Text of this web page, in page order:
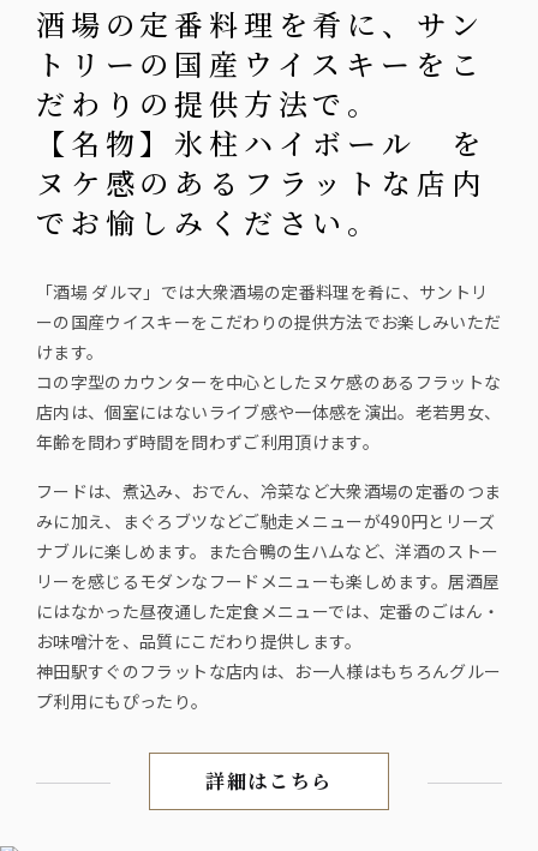
酒場の定番料理を肴に、サン
トリーの国産ウイスキーをこ
だわりの提供方法で。
【名物】氷柱ハイボール を
ヌケ感のあるフラットな店内
でお愉しみください。
「酒場 ダルマ」では大衆酒場の定番料理を肴に、サントリ
ーの国産ウイスキーをこだわりの提供方法でお楽しみいただ
けます。
コの字型のカウンターを中心としたヌケ感のあるフラットな
店内は、個室にはないライブ感や一体感を演出。老若男女、
年齢を問わず時間を問わずご利用頂けます。
フードは、煮込み、おでん、冷菜など大衆酒場の定番のつま
みに加え、まぐろブツなどご馳走メニューが490円とリーズ
ナブルに楽しめます。また合鴨の生ハムなど、洋酒のストー
リーを感じるモダンなフードメニューも楽しめます。居酒屋
にはなかった昼夜通した定食メニューでは、定番のごはん・
お味噌汁を、品質にこだわり提供します。
神田駅すぐのフラットな店内は、お一人様はもちろんグルー
プ利用にもぴったり。
酒場の定番料理を肴に、サ
詳細はこちら